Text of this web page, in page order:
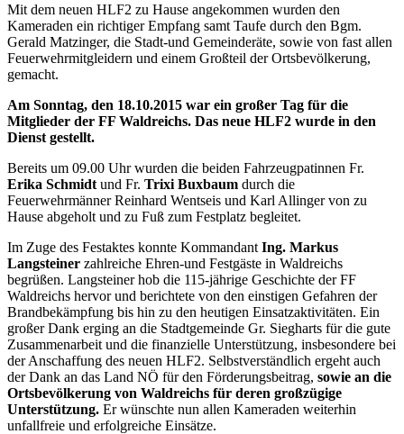
Mit dem neuen HLF2 zu Hause angekommen wurden den
Kameraden ein richtiger Empfang samt Taufe durch den Bgm.
Gerald Matzinger, die Stadt-und Gemeinderäte, sowie von fast allen
Feuerwehrmitgleidern und einem Großteil der Ortsbevölkerung,
gemacht.
Am Sonntag, den 18.10.2015 war ein großer Tag für die
Mitglieder der FF Waldreichs. Das neue HLF2 wurde in den
Dienst gestellt.
Bereits um 09.00 Uhr wurden die beiden Fahrzeugpatinnen Fr.
Erika Schmidt und Fr. Trixi Buxbaum durch die
Feuerwehrmänner Reinhard Wentseis und Karl Allinger von zu
Hause abgeholt und zu Fuß zum Festplatz begleitet.
Im Zuge des Festaktes konnte Kommandant Ing. Markus
Langsteiner zahlreiche Ehren-und Festgäste in Waldreichs
begrüßen. Langsteiner hob die 115-jährige Geschichte der FF
Waldreichs hervor und berichtete von den einstigen Gefahren der
Brandbekämpfung bis hin zu den heutigen Einsatzaktivitäten. Ein
großer Dank erging an die Stadtgemeinde Gr. Siegharts für die gute
Zusammenarbeit und die finanzielle Unterstützung, insbesondere bei
der Anschaffung des neuen HLF2. Selbstverständlich ergeht auch
der Dank an das Land NÖ für den Förderungsbeitrag, sowie an die
Ortsbevölkerung von Waldreichs für deren großzügige
Unterstützung. Er wünschte nun allen Kameraden weiterhin
unfallfreie und erfolgreiche Einsätze.